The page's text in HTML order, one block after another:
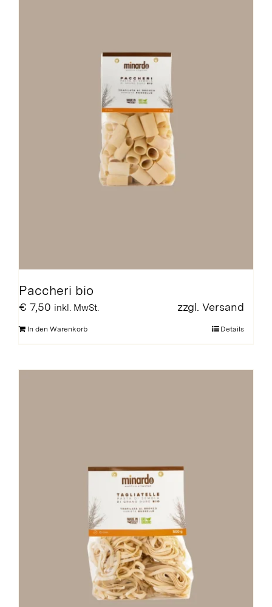
Paccheri bio
€ 7,50 inkl. MwSt. zzgl. Versand
In den Warenkorb Details